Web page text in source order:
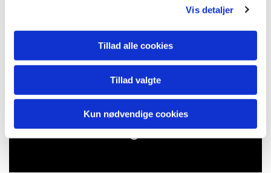
Vis detaljer
Tillad alle cookies
Tillad valgte
Kun nødvendige cookies
Du vil måske også kunne lide...